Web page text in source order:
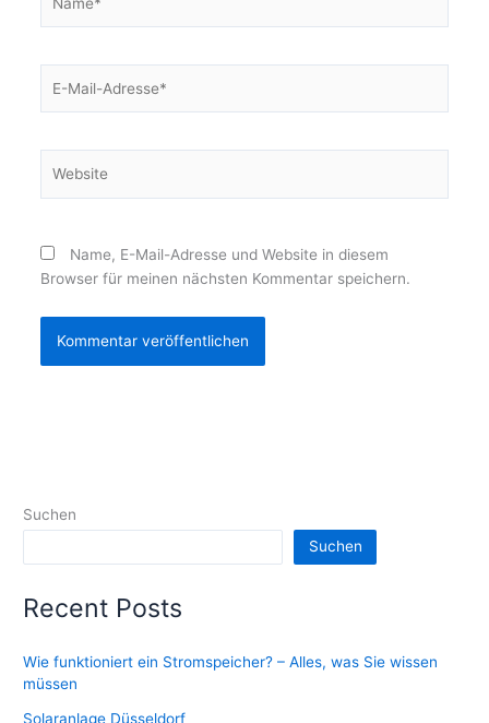
Mail-
Name, E-Mail-Adresse und Website in diesem
Browser für meinen nächsten Kommentar speichern.
Suchen
Suchen
Recent Posts
Wie funktioniert ein Stromspeicher? – Alles, was Sie wissen
müssen
Solaranlage Düsseldorf